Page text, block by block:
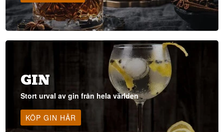
GIN
Stort urval av gin från hela världen
KÖP GIN HÄR